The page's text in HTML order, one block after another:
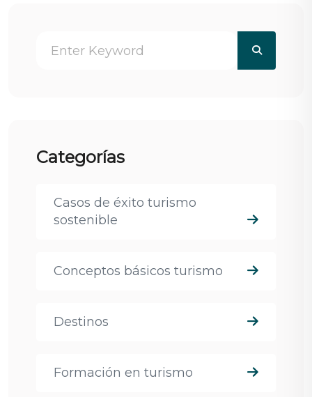
Categorías
Casos de éxito turismo
sostenible
Conceptos básicos turismo
Destinos
Formación en turismo